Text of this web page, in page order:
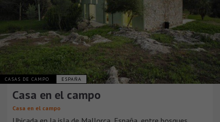
CASAS DE CAMPO ESPAÑA
Casa en el campo
Casa en el campo